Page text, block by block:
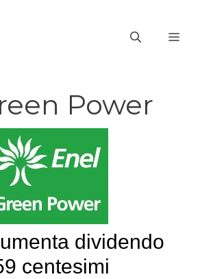
Power
dividendo
centesimi